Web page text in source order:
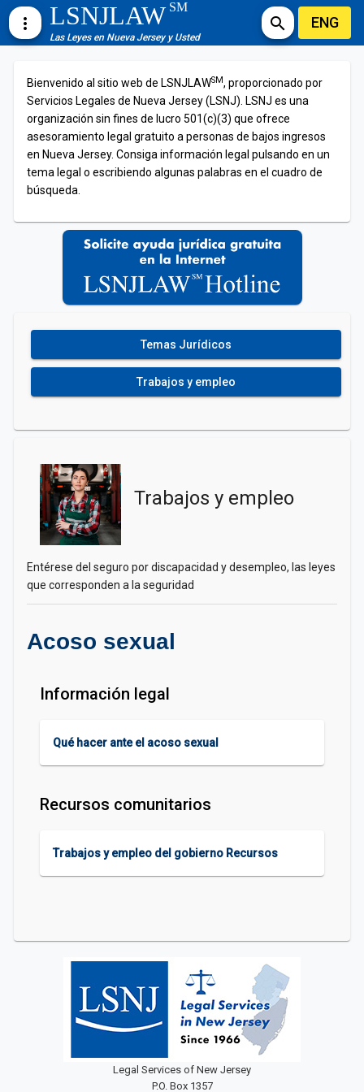
more_vert LSNJLAWSM
Las Leyes en Nueva Jersey y Usted
search ENG
Bienvenido al sitio web de LSNJLAWSM, proporcionado por
Servicios Legales de Nueva Jersey (LSNJ). LSNJ es una
organización sin fines de lucro 501(c)(3) que ofrece
asesoramiento legal gratuito a personas de bajos ingresos
en Nueva Jersey. Consiga información legal pulsando en un
tema legal o escribiendo algunas palabras en el cuadro de
búsqueda.
Temas Jurídicos
Trabajos y empleo
Trabajos y empleo
Entérese del seguro por discapacidad y desempleo, las leyes
que corresponden a la seguridad
Acoso sexual
Información legal
Qué hacer ante el acoso sexual
Recursos comunitarios
Trabajos y empleo del gobierno Recursos
Legal Services of New Jersey
P.O. Box 1357